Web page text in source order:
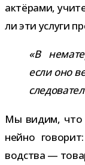
актё­рами,
ли эти услуги
«В
если оно
Мы видим, что
нейно
вод­ства —